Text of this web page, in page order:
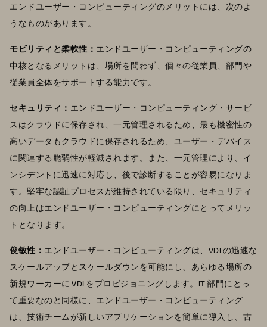
エンドユーザー・コンピューティングのメリットには、次のよ
うなものがあります。
モビリティと柔軟性： エンドユーザー・コンピューティングの
中核となるメリットは、場所を問わず、個々の従業員、部門や
従業員全体をサポートする能力です。
セキュリティ： エンドユーザー・コンピューティング・サービ
スはクラウドに保存され、一元管理されるため、最も機密性の
高いデータもクラウドに保存されるため、ユーザー・デバイス
に関連する脆弱性が軽減されます。また、一元管理により、イ
ンシデントに迅速に対応し、後で診断することが容易になりま
す。堅牢な認証プロセスが維持されている限り、セキュリティ
の向上はエンドユーザー・コンピューティングにとってメリッ
トとなります。
俊敏性： エンドユーザー・コンピューティングは、VDI の迅速な
スケールアップとスケールダウンを可能にし、あらゆる場所の
新規ワーカーに VDI をプロビジョニングします。IT 部門にとっ
て重要なのと同様に、エンドユーザー・コンピューティング
は、技術チームが新しいアプリケーションを簡単に導入し、古